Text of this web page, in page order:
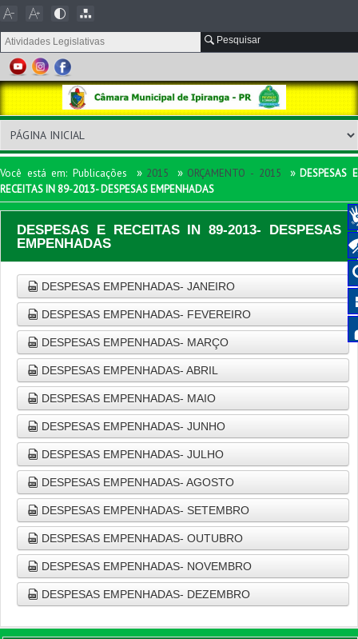
Pesquisar
Você está em: Publicações » 2015 » ORÇAMENTO - 2015 » DESPESAS E
RECEITAS IN 89-2013- DESPESAS EMPENHADAS
DESPESAS E RECEITAS IN 89-2013- DESPESAS
EMPENHADAS
DESPESAS EMPENHADAS- JANEIRO
DESPESAS EMPENHADAS- FEVEREIRO
DESPESAS EMPENHADAS- MARÇO
DESPESAS EMPENHADAS- ABRIL
DESPESAS EMPENHADAS- MAIO
DESPESAS EMPENHADAS- JUNHO
DESPESAS EMPENHADAS- JULHO
DESPESAS EMPENHADAS- AGOSTO
DESPESAS EMPENHADAS- SETEMBRO
DESPESAS EMPENHADAS- OUTUBRO
DESPESAS EMPENHADAS- NOVEMBRO
DESPESAS EMPENHADAS- DEZEMBRO